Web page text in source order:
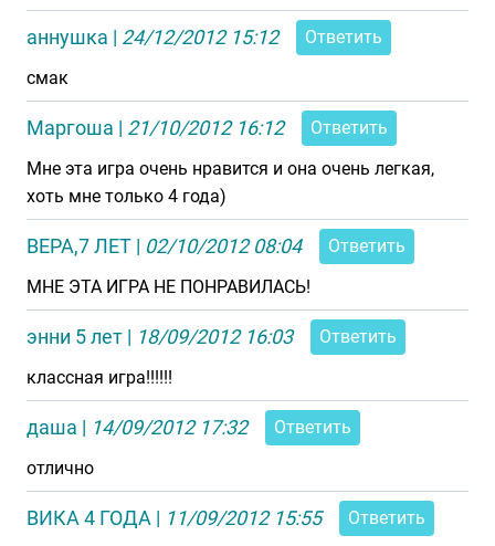
аннушка | 24/12/2012 15:12
Ответить
смак
Маргоша | 21/10/2012 16:12
Ответить
Мне эта игра очень нравится и она очень легкая,
хоть мне только 4 года)
ВЕРА,7 ЛЕТ | 02/10/2012 08:04
Ответить
МНЕ ЭТА ИГРА НЕ ПОНРАВИЛАСЬ!
энни 5 лет | 18/09/2012 16:03
Ответить
классная игра!!!!!!
даша | 14/09/2012 17:32
Ответить
отлично
ВИКА 4 ГОДА | 11/09/2012 15:55 Ответить